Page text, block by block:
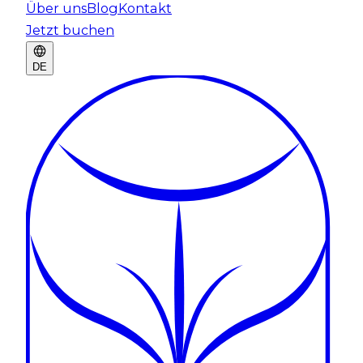
Über unsBlogKontakt
Jetzt buchen
DE